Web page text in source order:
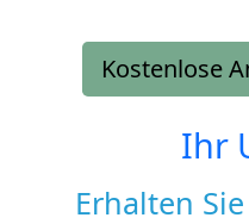
Kostenlose
Ihr
Erhalten